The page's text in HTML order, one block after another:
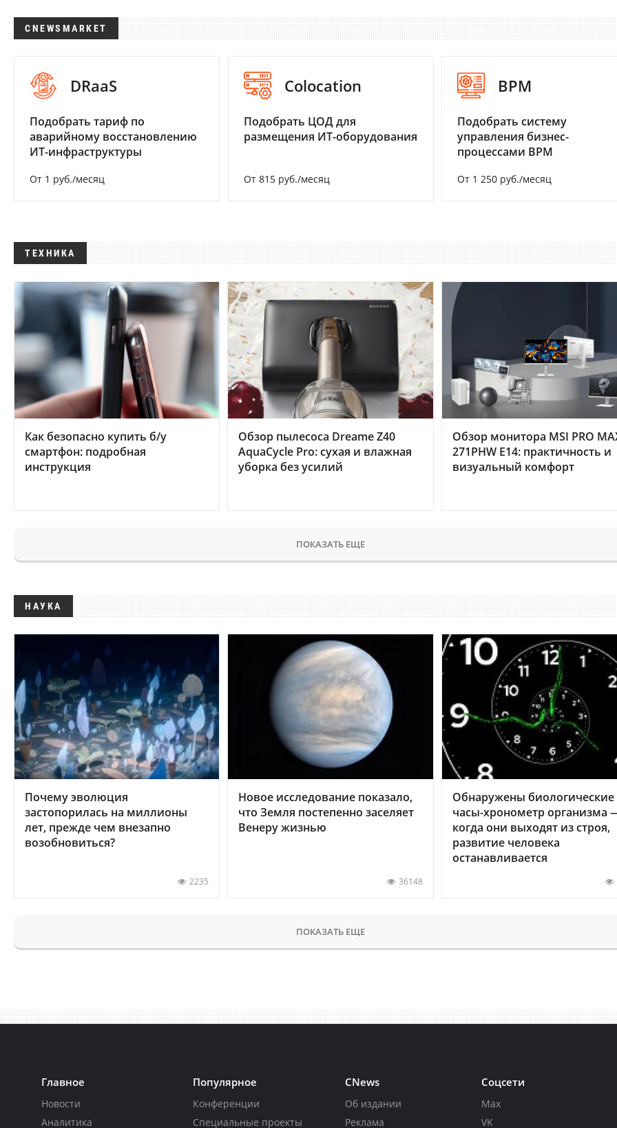
CNEWSMARKET
DRaaS
Подобрать тариф по
аварийному восстановлению
ИТ-инфраструктуры
От 1 руб./месяц
Colocation
Подобрать ЦОД для
размещения ИТ-оборудования
От 815 руб./месяц
BPM
Подобрать систему
управления бизнес-
процессами BPM
От 1 250 руб./месяц
ТЕХНИКА
Как безопасно купить б/у
смартфон: подробная
инструкция
Обзор пылесоса Dreame Z40
AquaCycle Pro: сухая и влажная
уборка без усилий
Обзор монитора MSI PRO
271PHW E14: практичность и
визуальный комфорт
ПОКАЗАТЬ ЕЩЕ
НАУКА
Почему эволюция
застопорилась на миллионы
лет, прежде чем внезапно
возобновиться?
2235
Новое исследование показало,
что Земля постепенно заселяет
Венеру жизнью
36148
Обнаружены биологические
часы-хронометр организма
когда они выходят из строя,
развитие человека
останавливается
ПОКАЗАТЬ ЕЩЕ
Главное
Новости
Аналитика
Популярное
Конференции
Специальные проекты
CNews
Об издании
Реклама
Соцсети
Max
VK